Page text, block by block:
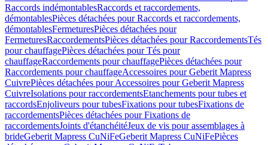
Raccords indémontablesRaccords et raccordements,
démontablesPièces détachées pour Raccords et raccordements,
démontablesFermeturesPièces détachées pour
FermeturesRaccordementsPièces détachées pour RaccordementsTés
pour chauffagePièces détachées pour Tés pour
chauffageRaccordements pour chauffagePièces détachées pour
Raccordements pour chauffageAccessoires pour Geberit Mapress
CuivrePièces détachées pour Accessoires pour Geberit Mapress
CuivreIsolations pour raccordementsEtanchements pour tubes et
raccordsEnjoliveurs pour tubesFixations pour tubesFixations de
raccordementsPièces détachées pour Fixations de
raccordementsJoints d'étanchéitéJeux de vis pour assemblages à
brideGeberit Mapress CuNiFeGeberit Mapress CuNiFePièces